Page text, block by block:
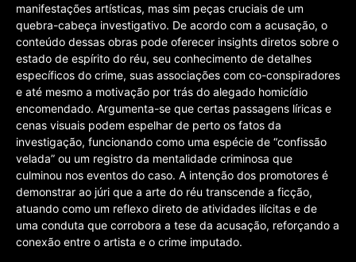
manifestações artísticas, mas sim peças cruciais de um
quebra-cabeça investigativo. De acordo com a acusação, o
conteúdo dessas obras pode oferecer insights diretos sobre o
estado de espírito do réu, seu conhecimento de detalhes
específicos do crime, suas associações com co-conspiradores
e até mesmo a motivação por trás do alegado homicídio
encomendado. Argumenta-se que certas passagens líricas e
cenas visuais podem espelhar de perto os fatos da
investigação, funcionando como uma espécie de “confissão
velada” ou um registro da mentalidade criminosa que
culminou nos eventos do caso. A intenção dos promotores é
demonstrar ao júri que a arte do réu transcende a ficção,
atuando como um reflexo direto de atividades ilícitas e de
uma conduta que corrobora a tese da acusação, reforçando a
conexão entre o artista e o crime imputado.